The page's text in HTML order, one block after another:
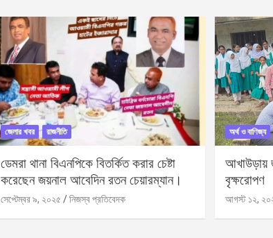
জেলার খবর রাজনীতি
ডেমরা থানা বিএনপিকে বিতর্কিত করার চেষ্টা
করেছেন জয়নাল আবেদিন রতন চেয়ারম্যান।
সেপ্টেম্বর ৯, ২০২৫ নিজস্ব প্রতিবেদক
অর্থ ও বাণিজ্য
আখাউড়ায়
বৃক্ষরোপণ
আগস্ট ১২,